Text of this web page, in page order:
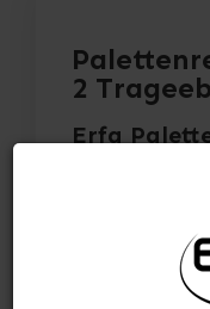
2
Erfa
H:255 x
> siehe
> siehe